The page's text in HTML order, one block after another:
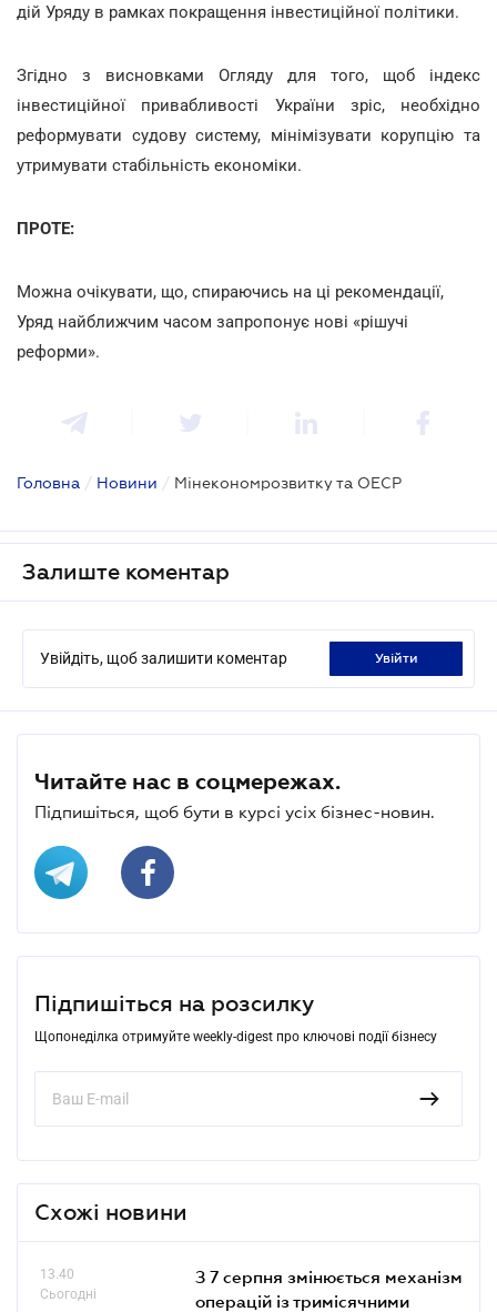
дій Уряду в рамках покращення інвестиційної політики.
Згідно з висновками Огляду для того, щоб індекс
інвестиційної привабливості України зріс, необхідно
реформувати судову систему, мінімізувати корупцію та
утримувати стабільність економіки.
ПРОТЕ:
Можна очікувати, що, спираючись на ці рекомендації,
Уряд найближчим часом запропонує нові «рішучі
реформи».
Головна / Новини / Мінекономрозвитку та ОЕСР
Залиште коментар
Увійдіть, щоб залишити коментар увійти
Читайте нас в соцмережах.
Підпишіться, щоб бути в курсі усіх бізнес-новин.
Підпишіться на розсилку
Щопонеділка отримуйте weekly-digest про ключові події бізнесу
Схожі новини
13.40
Сьогодні
З 7 серпня змінюється механізм
операцій із тримісячними